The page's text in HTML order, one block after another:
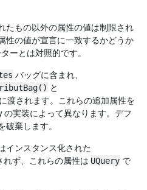
たもの以外の属性の値は制限され
性の値が宣言に一致するかどうか
ーとは対照的です。
バッグに含まれ、
と
渡されます。これらの追加属性を
の実装によって異なります。デフ
破棄します。
インスタンス化された
れず、これらの属性は UQuery で